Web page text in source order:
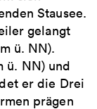
Stausee.
gelangt
ü. NN).
ü. NN) und
er die Drei
prägen